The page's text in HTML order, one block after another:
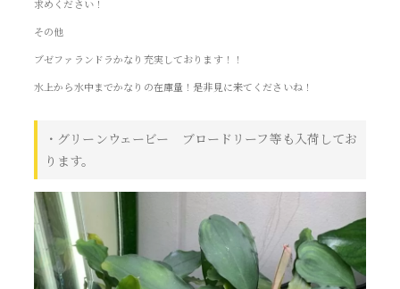
求めください！
その他
ブゼファランドラかなり充実しております！！
水上から水中までかなりの在庫量！是非見に来てくださいね！
・グリーンウェービー ブロードリーフ等も入荷してお
ります。